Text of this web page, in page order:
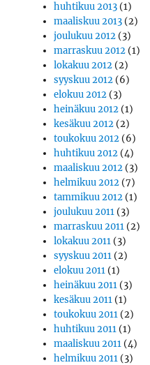
huhtikuu 2013 (1)
maaliskuu 2013 (2)
joulukuu 2012 (3)
marraskuu 2012 (1)
lokakuu 2012 (2)
syyskuu 2012 (6)
elokuu 2012 (3)
heinäkuu 2012 (1)
kesäkuu 2012 (2)
toukokuu 2012 (6)
huhtikuu 2012 (4)
maaliskuu 2012 (3)
helmikuu 2012 (7)
tammikuu 2012 (1)
joulukuu 2011 (3)
marraskuu 2011 (2)
lokakuu 2011 (3)
syyskuu 2011 (2)
elokuu 2011 (1)
heinäkuu 2011 (3)
kesäkuu 2011 (1)
toukokuu 2011 (2)
huhtikuu 2011 (1)
maaliskuu 2011 (4)
helmikuu 2011 (3)